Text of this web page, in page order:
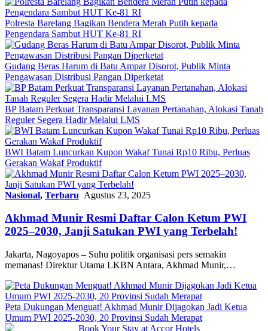
Polresta Barelang Bagikan Bendera Merah Putih kepada
Pengendara Sambut HUT Ke-81 RI
Gudang Beras Harum di Batu Ampar Disorot, Publik Minta
Pengawasan Distribusi Pangan Diperketat
BP Batam Perkuat Transparansi Layanan Pertanahan, Alokasi Tanah
Reguler Segera Hadir Melalui LMS
BWI Batam Luncurkan Kupon Wakaf Tunai Rp10 Ribu, Perluas
Gerakan Wakaf Produktif
Nasional, Terbaru Agustus 23, 2025
Akhmad Munir Resmi Daftar Calon Ketum PWI
2025–2030, Janji Satukan PWI yang Terbelah!
Jakarta, Nagoyapos – Suhu politik organisasi pers semakin
memanas! Direktur Utama LKBN Antara, Akhmad Munir,…
Peta Dukungan Menguat! Akhmad Munir Dijagokan Jadi Ketua
Umum PWI 2025-2030, 20 Provinsi Sudah Merapat